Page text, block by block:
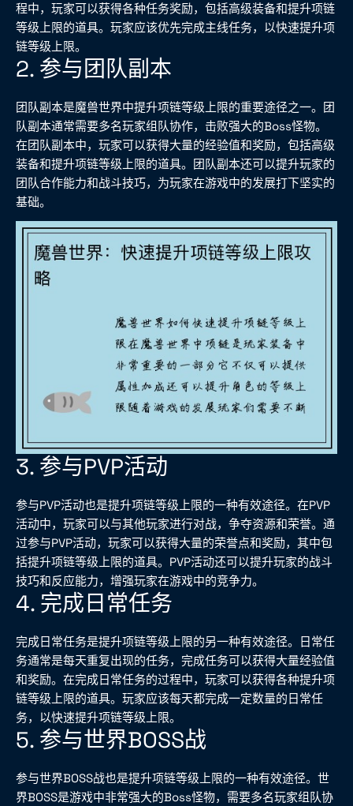
程中，玩家可以获得各种任务奖励，包括高级装备和提升项链
等级上限的道具。玩家应该优先完成主线任务，以快速提升项
链等级上限。
2. 参与团队副本
团队副本是魔兽世界中提升项链等级上限的重要途径之一。团
队副本通常需要多名玩家组队协作，击败强大的Boss怪物。
在团队副本中，玩家可以获得大量的经验值和奖励，包括高级
装备和提升项链等级上限的道具。团队副本还可以提升玩家的
团队合作能力和战斗技巧，为玩家在游戏中的发展打下坚实的
基础。
3. 参与PVP活动
参与PVP活动也是提升项链等级上限的一种有效途径。在PVP
活动中，玩家可以与其他玩家进行对战，争夺资源和荣誉。通
过参与PVP活动，玩家可以获得大量的荣誉点和奖励，其中包
括提升项链等级上限的道具。PVP活动还可以提升玩家的战斗
技巧和反应能力，增强玩家在游戏中的竞争力。
4. 完成日常任务
完成日常任务是提升项链等级上限的另一种有效途径。日常任
务通常是每天重复出现的任务，完成任务可以获得大量经验值
和奖励。在完成日常任务的过程中，玩家可以获得各种提升项
链等级上限的道具。玩家应该每天都完成一定数量的日常任
务，以快速提升项链等级上限。
5. 参与世界BOSS战
参与世界BOSS战也是提升项链等级上限的一种有效途径。世
界BOSS是游戏中非常强大的Boss怪物，需要多名玩家组队协